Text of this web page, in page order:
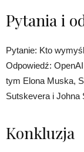
Pytania i
Pytanie: Kto
Odpowiedź:
tym Elona Muska,
Sutskevera i Johna
Konkluzja